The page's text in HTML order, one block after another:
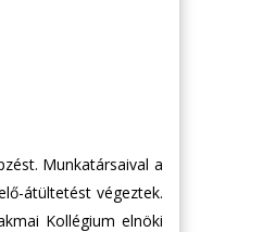
Munkatársaival a
átültetést végeztek.
Kollégium elnöki